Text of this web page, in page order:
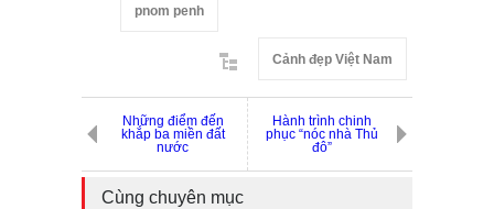
pnom penh
Cảnh đẹp Việt Nam
Những điểm đến
khắp ba miền đất
nước
Hành trình chinh
phục “nóc nhà Thủ
đô”
Cùng chuyên mục